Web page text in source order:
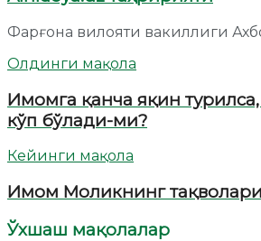
Фарғона вилояти вакиллиги
Олдинги мақола
Имомга қанча яқин
кўп бўлади-ми?
Кейинги мақола
Имом Моликнинг тақволари
Ўхшаш мақолалар